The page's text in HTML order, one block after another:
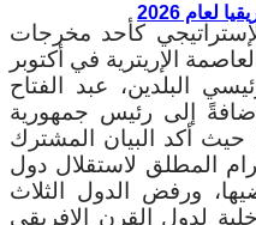
كأحد مخرجات
الإريترية في أكتوبر
البلدين، عبد الفتاح
إلى رئيس جمهورية
أكد البيان المشترك
المطلق لاستقلال دول
ورفض الدول الثلاث
لدول القرن الإفريقي